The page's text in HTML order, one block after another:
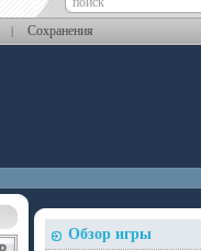
| Сохранения
Обзор игры